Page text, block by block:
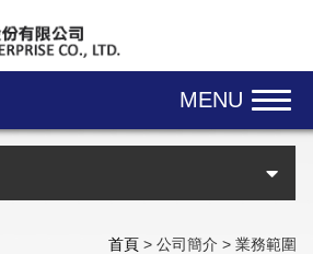
MENU
首頁 > 公司簡介 > 業務範圍